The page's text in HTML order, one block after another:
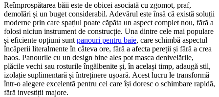
Reîmprospătarea băii este de obicei asociată cu zgomot, praf,
demolări și un buget considerabil. Adevărul este însă că există soluții
moderne prin care spațiul poate căpăta un aspect complet nou, fără a
folosi niciun instrument de construcție. Una dintre cele mai populare
și eficiente opțiuni sunt panouri pentru baie, care schimbă aspectul
încăperii literalmente în câteva ore, fără a afecta pereții și fără a crea
haos. Panourile cu un design bine ales pot masca denivelările,
plăcile vechi sau rosturile îngălbenite și, în același timp, adaugă stil,
izolație suplimentară și întreținere ușoară. Acest lucru le transformă
într-o alegere excelentă pentru cei care își doresc o schimbare rapidă,
fără investiții majore.